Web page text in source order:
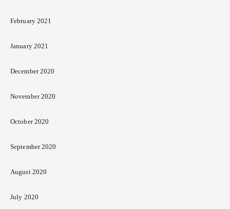
February 2021
January 2021
December 2020
November 2020
October 2020
September 2020
August 2020
July 2020